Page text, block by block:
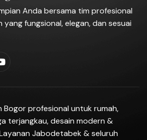
Anda bersama tim profesional
yang fungsional, elegan, dan sesuai
Bogor profesional untuk rumah,
terjangkau, desain modern &
Jabodetabek & seluruh